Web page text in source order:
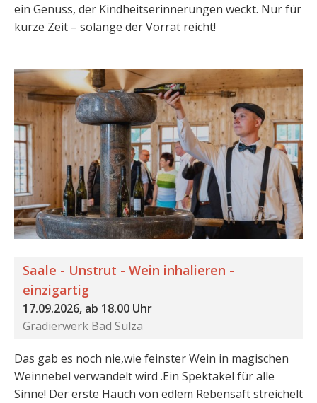
ein Genuss, der Kindheitserinnerungen weckt. Nur für
kurze Zeit – solange der Vorrat reicht!
Saale - Unstrut - Wein inhalieren -
einzigartig
17.09.2026, ab 18.00 Uhr
Gradierwerk Bad Sulza
Das gab es noch nie,wie feinster Wein in magischen
Weinnebel verwandelt wird .Ein Spektakel für alle
Sinne! Der erste Hauch von edlem Rebensaft streichelt